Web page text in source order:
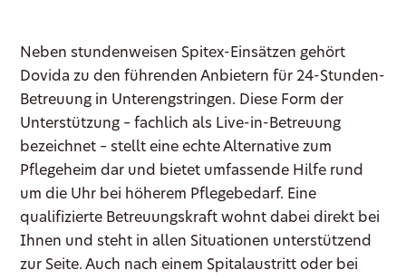
Neben stundenweisen Spitex-Einsätzen gehört
Dovida zu den führenden Anbietern für 24-Stunden-
Betreuung in Unterengstringen. Diese Form der
Unterstützung – fachlich als Live-in-Betreuung
bezeichnet – stellt eine echte Alternative zum
Pflegeheim dar und bietet umfassende Hilfe rund
um die Uhr bei höherem Pflegebedarf. Eine
qualifizierte Betreuungskraft wohnt dabei direkt bei
Ihnen und steht in allen Situationen unterstützend
zur Seite. Auch nach einem Spitalaustritt oder bei